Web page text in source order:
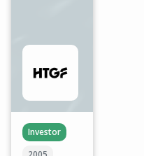
Investor